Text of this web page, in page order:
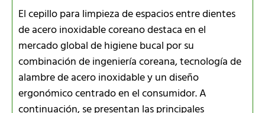
El cepillo para limpieza de espacios entre dientes
de acero inoxidable coreano destaca en el
mercado global de higiene bucal por su
combinación de ingeniería coreana, tecnología de
alambre de acero inoxidable y un diseño
ergonómico centrado en el consumidor. A